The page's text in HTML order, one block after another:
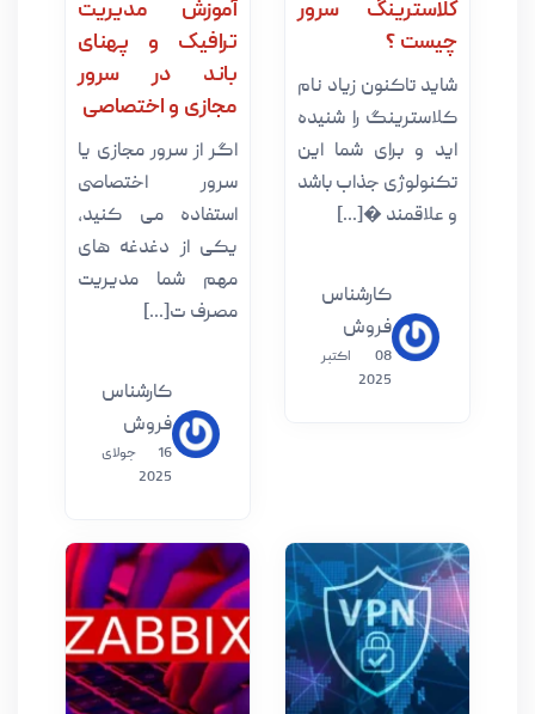
سرور
زیاد نام
را شنیده
برای شما این
جذاب باشد
�[...]
آموزش مدیریت
ترافیک و پهنای
باند در سرور
مجازی و اختصاصی
اگر از سرور مجازی یا
سرور اختصاصی
استفاده می کنید،
یکی از دغدغه های
مهم شما مدیریت